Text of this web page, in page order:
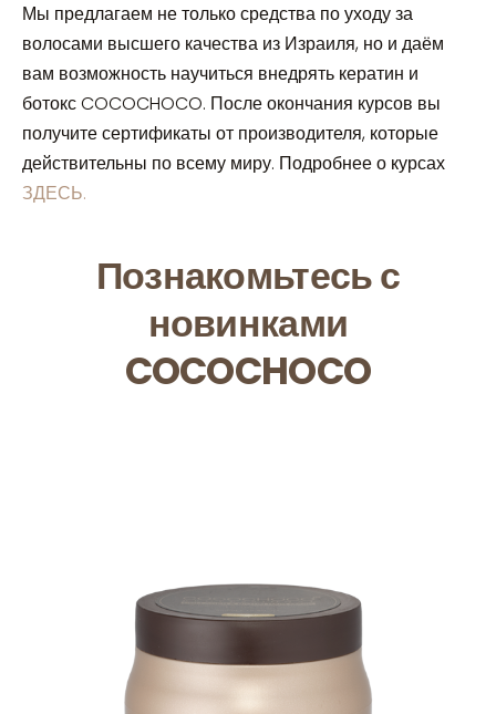
Мы предлагаем не только средства по уходу за
волосами высшего качества из Израиля, но и даём
вам возможность научиться внедрять кератин и
ботокс COCOCHOCO. После окончания курсов вы
получите сертификаты от производителя, которые
действительны по всему миру. Подробнее о курсах
ЗДЕСЬ.
Познакомьтесь с
новинками
COCOCHOCO